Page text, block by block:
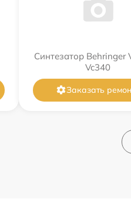
Синтезатор Behringer
Vc340
Заказать